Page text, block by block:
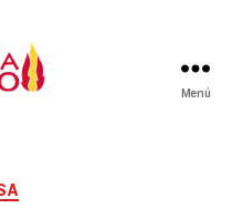
Menú